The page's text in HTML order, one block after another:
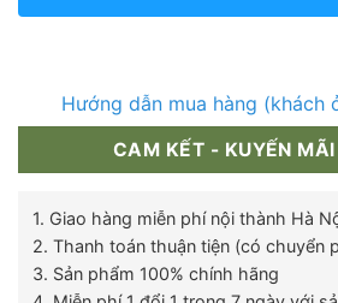
Hướng dẫn mua hàng (khách
CAM KẾT - KUYẾN
1. Giao hàng miễn phí nội thành Hà
2. Thanh toán thuận tiện (có chuyển
3. Sản phẩm 100% chính hãng